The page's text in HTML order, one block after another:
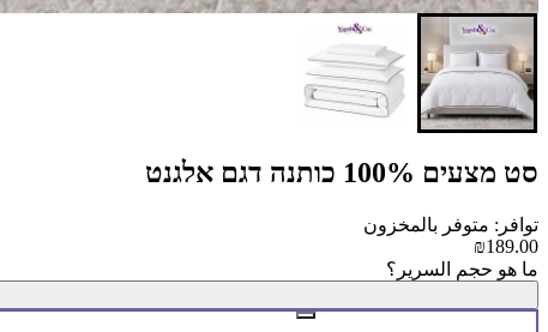
סט מצעים 100% כותנה דגם אלגנט
توافر: متوفر بالمخزون
₪189.00
ما هو حجم السرير؟